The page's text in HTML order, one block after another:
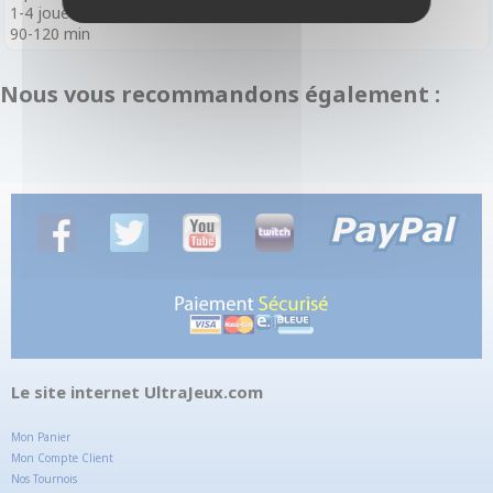
1-4 joueurs
90-120 min
Nous vous recommandons également :
Le site internet UltraJeux.com
Mon Panier
Mon Compte Client
Nos Tournois